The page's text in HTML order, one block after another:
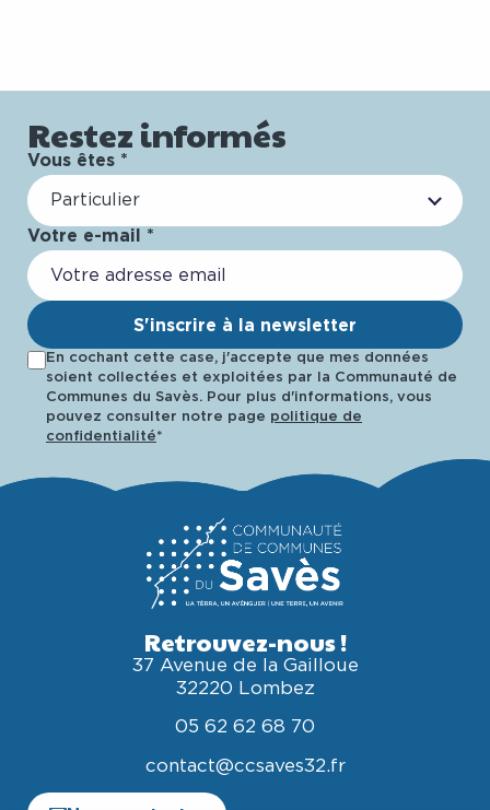
Restez informés
Vous êtes *
Particulier
Votre e-mail *
S'inscrire à la newsletter
En cochant cette case, j'accepte que mes données
soient collectées et exploitées par la Communauté de
Communes du Savès. Pour plus d'informations, vous
pouvez consulter notre page politique de
confidentialité*
Retrouvez-nous !
37 Avenue de la Gailloue
32220 Lombez
05 62 62 68 70
contact@ccsaves32.fr